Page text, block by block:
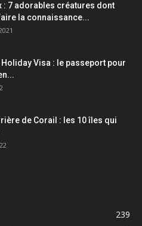
: 7 adorables créatures dont
la connaissance...
Holiday Visa : le passeport pour
de Corail : les 10 îles qui
239